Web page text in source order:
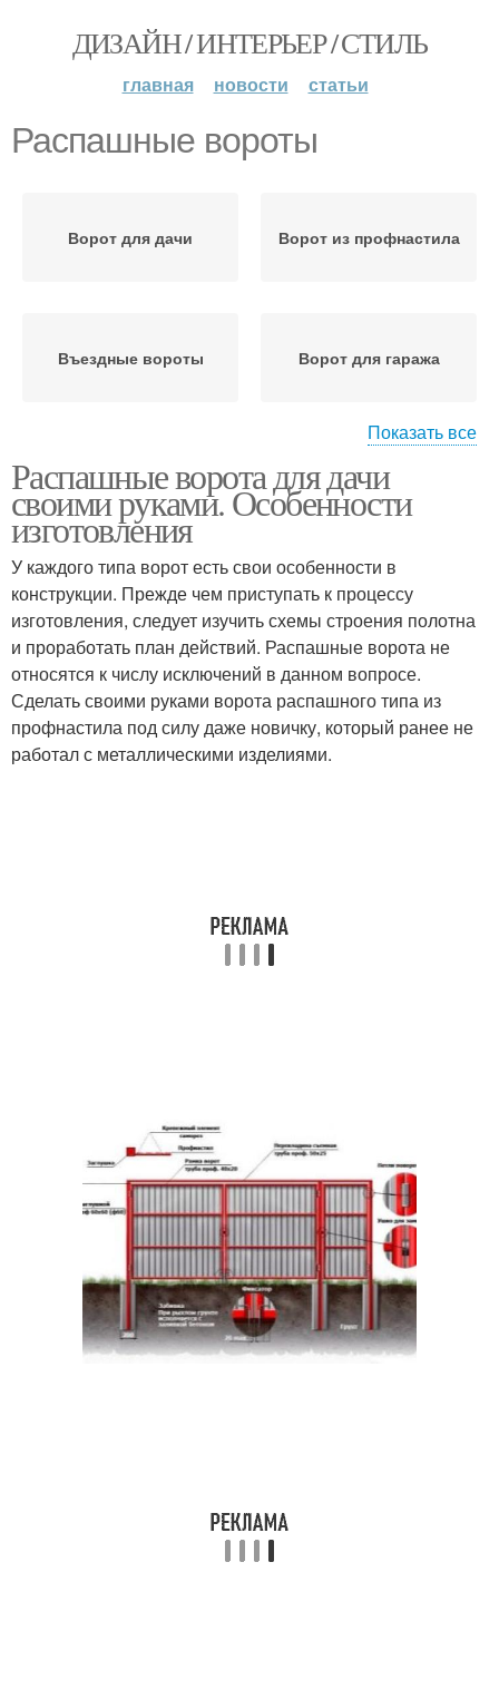
ДИЗАЙН / ИНТЕРЬЕР / СТИЛЬ
главная новости статьи
Распашные вороты
Ворот для дачи Ворот из профнастила
Въездные вороты Ворот для гаража
Ворот в гараж Гаражные вороты
Ворот из профильной
трубы
Ворот с калиткой
Ворот с профнастила Откатные вороты
Показать все
Распашные ворота для дачи
своими руками. Особенности
изготовления
У каждого типа ворот есть свои особенности в
конструкции. Прежде чем приступать к процессу
изготовления, следует изучить схемы строения полотна
и проработать план действий. Распашные ворота не
относятся к числу исключений в данном вопросе.
Сделать своими руками ворота распашного типа из
профнастила под силу даже новичку, который ранее не
работал с металлическими изделиями.